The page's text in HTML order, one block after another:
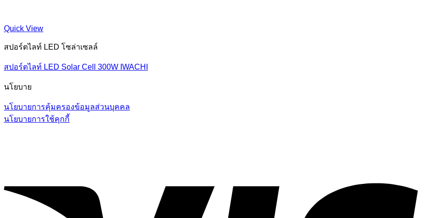
Quick View
สปอร์ตไลท์ LED โซล่าเซลล์
สปอร์ตไลท์ LED Solar Cell 300W IWACHI
นโยบาย
นโยบายการคุ้มครองข้อมูลส่วนบุคคล
นโยบายการใช้คุกกี้